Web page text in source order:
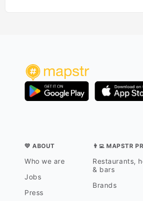
💛 ABOUT
Who we are
Jobs
Press
👨‍💻 MAPSTR
Restaurants,
& bars
Brands